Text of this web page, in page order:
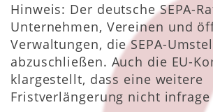
Hinweis: Der deutsche SEPA-
Unternehmen, Vereinen und
Verwaltungen, die SEPA-
abzuschließen. Auch die EU-
klargestellt, dass eine weitere
Fristverlängerung nicht